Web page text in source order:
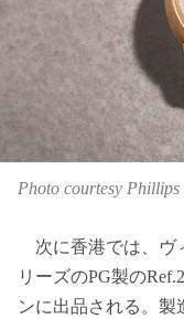
Photo courtesy Phillips
次に香港では、ヴ
リーズのPG製の
ンに出品される。製